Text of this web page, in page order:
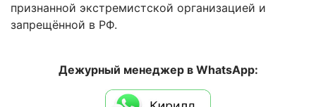
признанной экстремистской организацией и
запрещённой в РФ.
Дежурный менеджер в WhatsApp: